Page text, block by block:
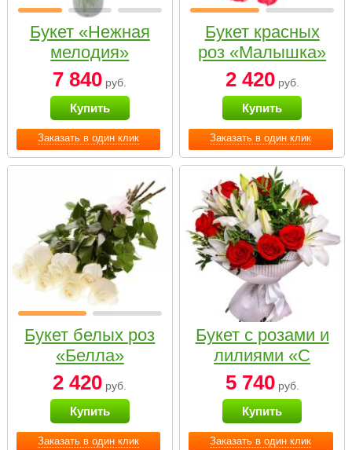
Заказать в один клик
Букет «Нежная
мелодия»
7 840 руб.
Купить
Заказать в один клик
Букет красных
роз «Малышка»
2 420руб.
Купить
Заказать в один клик
Букет белых роз
«Белла»
2 420 руб.
Купить
Заказать в один клик
Букет с розами и
лилиями «С
наилучшими
пожеланиями»
5 740руб.
Купить